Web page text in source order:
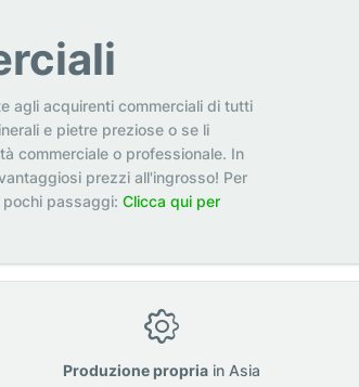
agli acquirenti commerciali di tutti
e pietre preziose o se li
commerciale o professionale. In
prezzi all'ingrosso! Per
passaggi: Clicca qui per
Produzione propriain Asia